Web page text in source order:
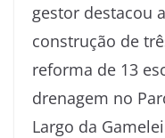
gestor destacou
construção de
reforma de 13
drenagem no
Largo da